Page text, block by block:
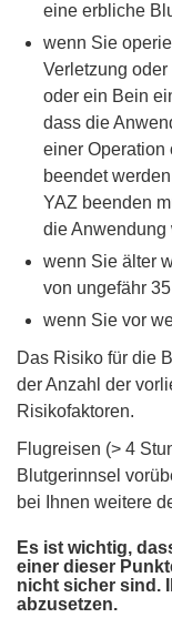
eine erbliche
wenn Sie
Verletzung
oder ein Bein
dass die
einer Operation
beendet
YAZ beenden
die Anwendung
wenn Sie älter
von ungefähr
wenn Sie vor
Das Risiko für die
der Anzahl der
Risikofaktoren.
Flugreisen (> 4
Blutgerinnsel
bei Ihnen weitere
Es ist wichtig,
einer dieser
nicht sicher sind.
abzusetzen.